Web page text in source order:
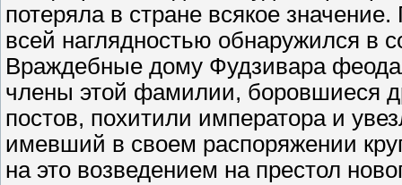
потеряла в стране всякое
всей наглядностью обнаружился в
Враждебные дому Фудзивара
члены этой фамилии, боровшиеся
постов, похитили императора и
имевший в своем распоряжении
на это возведением на престол